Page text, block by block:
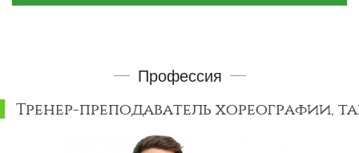
Профессия
Тренер-преподаватель хореографии,